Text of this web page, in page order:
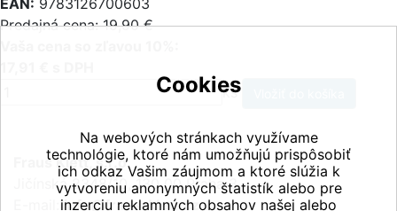
EAN: 9783126700603
Predajná cena: 19,90 €
ks
Fraus Klett, s.r.o.
Jičínská 2348/10, 130 00 Praha 3
E-mail:info@fraus-klett.cz
Cookies
Na webových stránkach využívame
technológie, ktoré nám umožňujú prispôsobiť
ich odkaz Vašim záujmom a ktoré slúžia k
vytvoreniu anonymných štatistík alebo pre
inzerciu reklamných obsahov našej alebo